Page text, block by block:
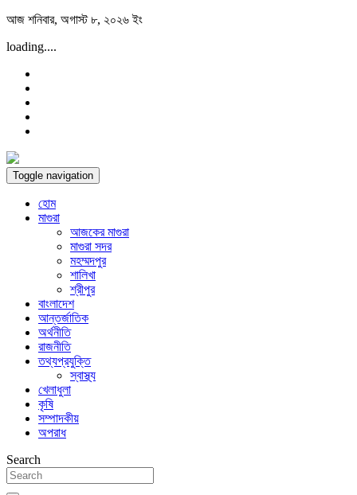
Skip
content
আজ শনিবার, অগাস্ট ৮, ২০২৬ ইং
loading....
Toggle navigation
হোম
মাগুরা
আজকের মাগুরা
মাগুরা সদর
মহম্মদপুর
শালিখা
শ্রীপুর
বাংলাদেশ
আন্তর্জাতিক
অর্থনীতি
রাজনীতি
তথ্যপ্রযুক্তি
স্বাস্থ্য
খেলাধুলা
কৃষি
সম্পাদকীয়
অপরাধ
Search